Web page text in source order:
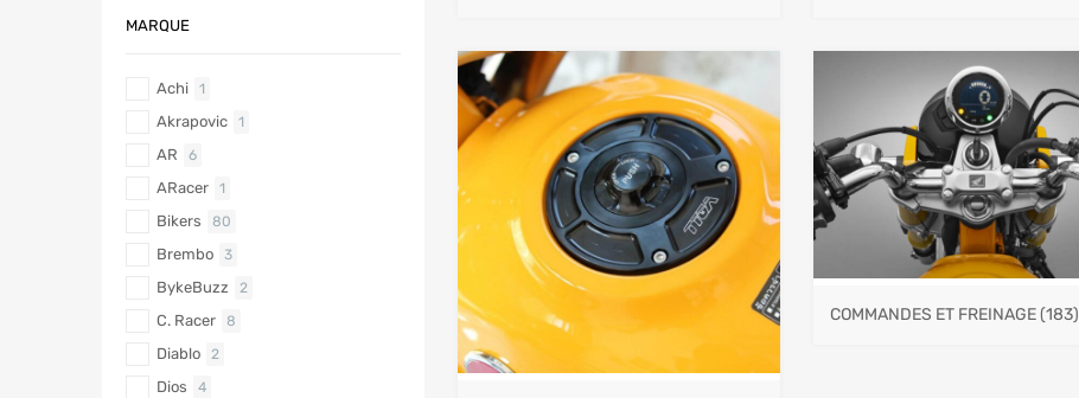
COMMANDES ET FREINAGE(183)
MARQUE
Achi 1
Akrapovic 1
AR 6
ARacer 1
Bikers 80
Brembo 3
BykeBuzz 2
C. Racer 8
Diablo 2
Dios 4